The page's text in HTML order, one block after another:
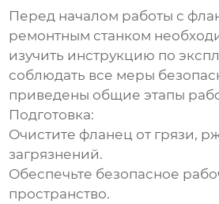
Перед началом работы с
ремонтным станком
изучить инструкцию по
соблюдать все меры
приведены общие этапы
Подготовка:
Очистите фланец от грязи,
загрязнений.
Обеспечьте безопасное
пространство.